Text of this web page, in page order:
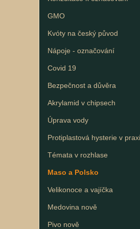
GMO
Kvóty na český původ
Nápoje - označování
Covid 19
Bezpečnost a důvěra
Akrylamid v chipsech
Úprava vody
Protiplastová hysterie v praxi
Témata v rozhlase
Maso a Polsko
Velikonoce a vajíčka
Medovina nově
Pivo nově